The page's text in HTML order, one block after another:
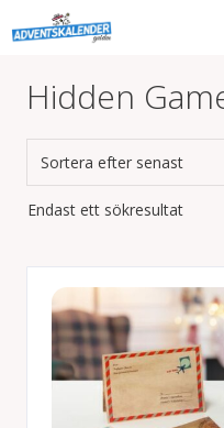
Hoppa
till
Hidden
Endast ett sökresultat